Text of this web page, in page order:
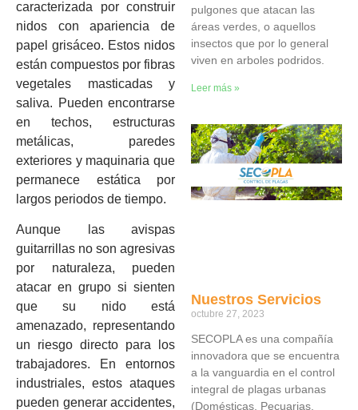
caracterizada por construir
nidos con apariencia de
papel grisáceo. Estos nidos
están compuestos por fibras
vegetales masticadas y
saliva. Pueden encontrarse
en techos, estructuras
metálicas, paredes
exteriores y maquinaria que
permanece estática por
largos periodos de tiempo.
Aunque las avispas
guitarrillas no son agresivas
por naturaleza, pueden
atacar en grupo si sienten
que su nido está
amenazado, representando
un riesgo directo para los
trabajadores. En entornos
industriales, estos ataques
pueden generar accidentes,
pulgones que atacan las
áreas verdes, o aquellos
insectos que por lo general
viven en arboles podridos.
Leer más »
Nuestros Servicios
octubre 27, 2023
SECOPLA es una compañía
innovadora que se encuentra
a la vanguardia en el control
integral de plagas urbanas
(Domésticas, Pecuarias,